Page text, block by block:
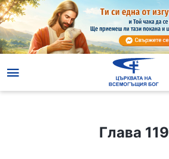
Глава 119